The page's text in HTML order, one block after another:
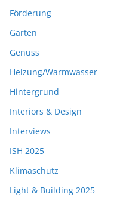
Förderung
Garten
Genuss
Heizung/Warmwasser
Hintergrund
Interiors & Design
Interviews
ISH 2025
Klimaschutz
Light & Building 2025